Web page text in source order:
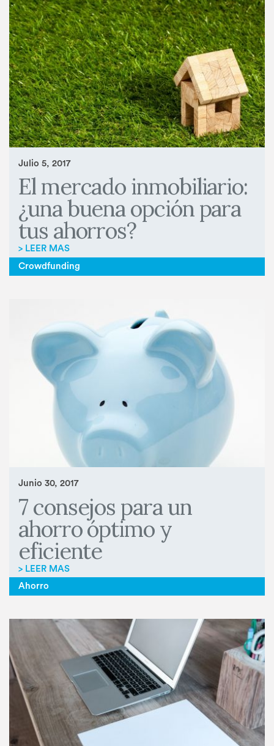
Julio 5, 2017
El mercado inmobiliario:
¿una buena opción para
tus ahorros?
> LEER MAS
Crowdfunding
Junio 30, 2017
7 consejos para un
ahorro óptimo y
eficiente
> LEER MAS
Ahorro